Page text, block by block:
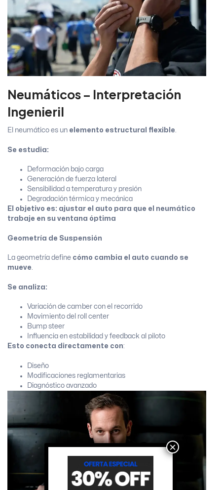
Neumáticos – Interpretación
Ingenieril
El neumático es un elemento estructural flexible
Se estudia:
Deformación bajo carga
Generación de fuerza lateral
Sensibilidad a temperatura y presión
Degradación térmica y mecánica
El objetivo es: ajustar el auto para que el neumático
trabaje en su ventana óptima
Geometría de Suspensión
La geometría define cómo cambia el auto cuando se
mueve
Se analiza:
Variación de camber con el recorrido
Movimiento del roll center
Bump steer
Influencia en estabilidad y feedback al piloto
Esto conecta directamente con:
Diseño
Modificaciones reglamentarias
Diagnóstico avanzado
×